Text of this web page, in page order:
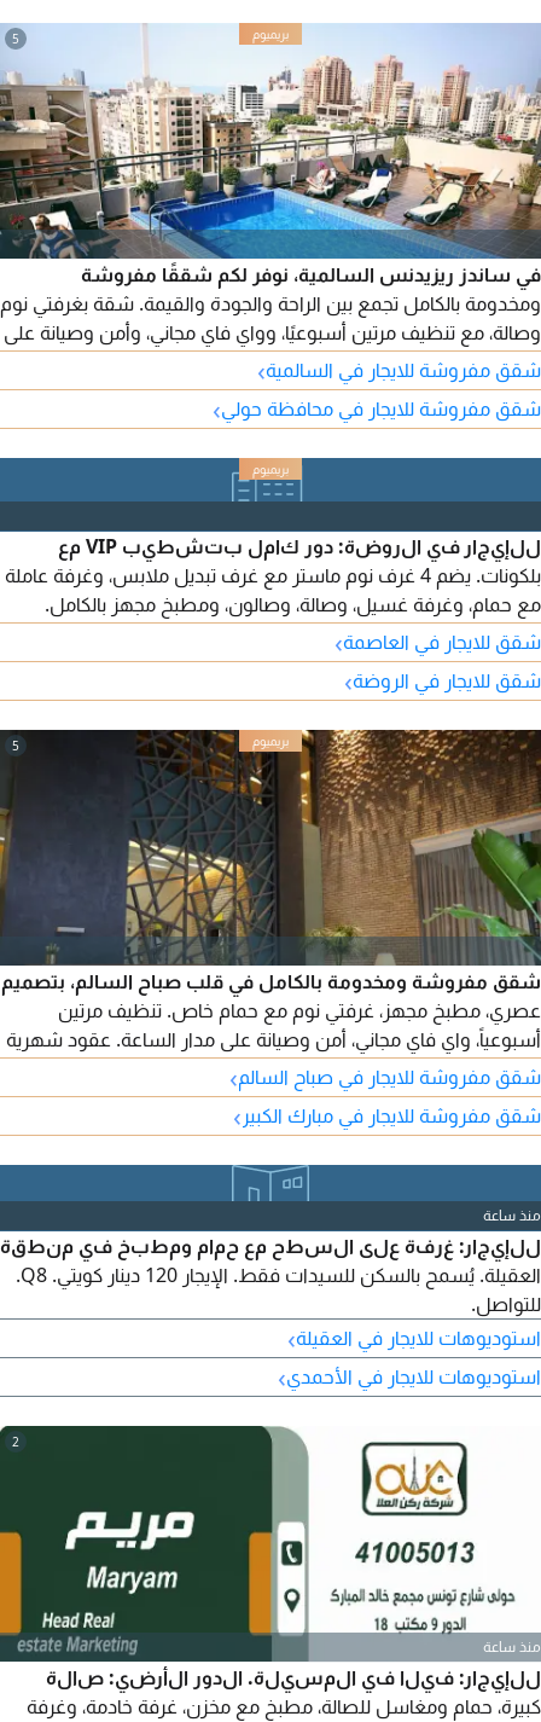
5
في ساندز ريزيدنس السالمية، نوفر لكم شققًا مفروشة
ومخدومة بالكامل تجمع بين الراحة والجودة والقيمة. شقة بغرفتي نوم
وصالة، مع تنظيف مرتين أسبوعيًا، وواي فاي مجاني، وأمن وصيانة على
مدار الساعة، وعقود شهرية وسنوية.
شقق مفروشة للايجار في السالمية›
شقق مفروشة للايجار في محافظة حولي›
للإيجار في الروضة: دور كامل بتشطيب VIP مع
بلكونات. يضم 4 غرف نوم ماستر مع غرف تبديل ملابس، وغرفة عاملة
مع حمام، وغرفة غسيل، وصالة، وصالون، ومطبخ مجهز بالكامل.
يتوفر سكن للسائق. تشمل الوحدة شترات كاملة، ونظام مائي
مستقل، وتكييف مركزي مع تحكم مستقل لكل غرفة، وزجاج عازل
للصوت والحرارة، ومصعد مع تحكم مستقل أثناء الاستخدام، بالإضافة
(الكويت / Q8)
شقق للايجار في العاصمة›
شقق للايجار في الروضة›
5
شقق مفروشة ومخدومة بالكامل في قلب صباح السالم، بتصميم
عصري، مطبخ مجهز، غرفتي نوم مع حمام خاص. تنظيف مرتين
أسبوعياً، واي فاي مجاني، أمن وصيانة على مدار الساعة. عقود شهرية
وسنوية، وموقع مميز قريب من المقاهي والجيم، وقهوة مختصة عند
مدخل البناية.
شقق مفروشة للايجار في صباح السالم›
شقق مفروشة للايجار في مبارك الكبير ›
منذ ساعة
للإيجار: غرفة على السطح مع حمام ومطبخ في منطقة
العقيلة. يُسمح بالسكن للسيدات فقط. الإيجار 120 دينار كويتي. Q8.
للتواصل.
استوديوهات للايجار في العقيلة›
استوديوهات للايجار في الأحمدي›
2
منذ ساعة
للإيجار: فيلا في المسيلة. الدور الأرضي: صالة
كبيرة، حمام ومغاسل للصالة، مطبخ مع مخزن، غرفة خادمة، وغرفة